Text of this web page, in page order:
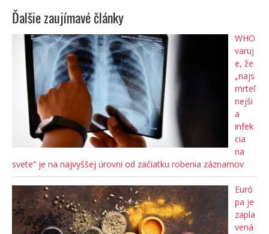
Ďalšie zaujímavé články
WHO
varuj
e, že
„najs
mrteľ
nejši
a
infek
cia
na
svete“ je na najvyššej úrovni od začiatku robenia záznamov
Euró
pa je
zapla
vená